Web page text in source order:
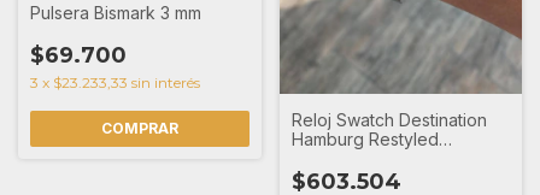
Pulsera Bismark 3 mm
$69.700
3 x $23.233,33 sin interés
Reloj Swatch Destination
Hamburg Restyled
$603.504